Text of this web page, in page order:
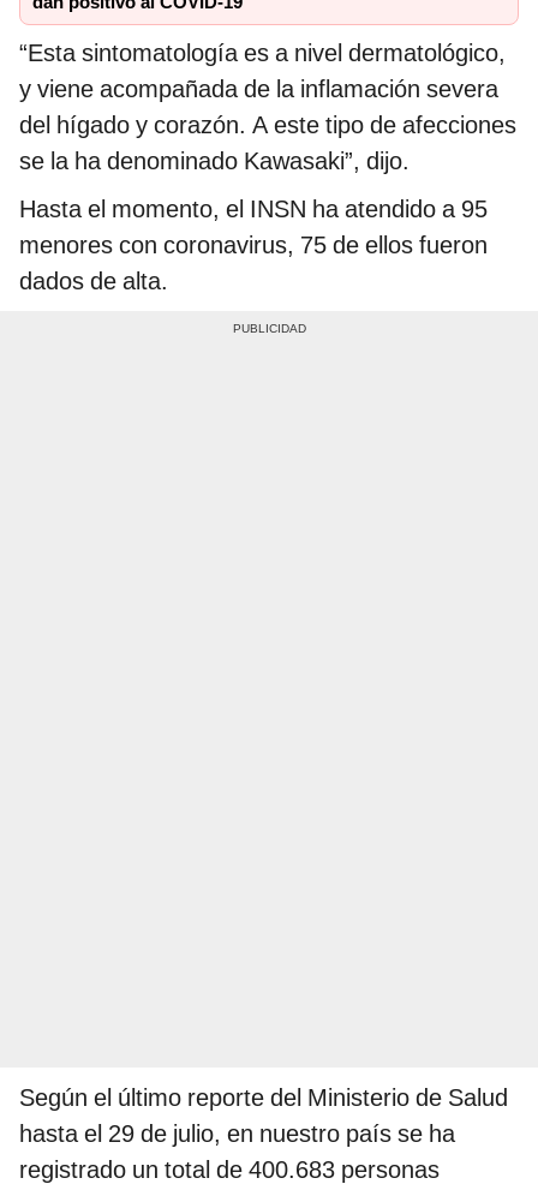
“Esta sintomatología es a nivel dermatológico,
y viene acompañada de la inflamación severa
del hígado y corazón. A este tipo de afecciones
se la ha denominado Kawasaki”, dijo.
Hasta el momento, el INSN ha atendido a 95
menores con coronavirus, 75 de ellos fueron
dados de alta.
Según el último reporte del Ministerio de Salud
hasta el 29 de julio, en nuestro país se ha
registrado un total de 400.683 personas